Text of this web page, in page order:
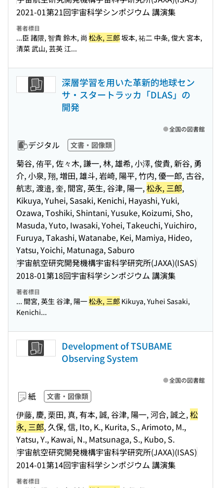
2021-01第21回宇宙科学シンポジウム 講演集
著者標目
...臣 諸隈, 智貴 鈴木, 尚 松永, 三郎坂本, 祐二 中条, 俊大 宮本,
清菜 武山, 芸英 江...
深層学習を用いた革新的地球セン
サ・スタートラッカ「DLAS」の
開発
デジタル 文書・図像類
菊谷, 侑平, 佐々木, 謙一, 林, 雄希, 小澤, 俊貴, 新谷, 勇
介, 小泉, 翔, 増田, 雄斗, 岩崎, 陽平, 竹内, 優一郎, 古谷,
航志, 渡邉, 奎, 間宮, 英生, 谷津, 陽一,松永, 三郎,
Kikuya, Yuhei, Sasaki, Kenichi, Hayashi, Yuki,
Ozawa, Toshiki, Shintani, Yusuke, Koizumi, Sho,
Masuda, Yuto, Iwasaki, Yohei, Takeuchi, Yuichiro,
Furuya, Takashi, Watanabe, Kei, Mamiya, Hideo,
Yatsu, Yoichi, Matunaga, Saburo
宇宙航空研究開発機構宇宙科学研究所(JAXA)(ISAS)
2018-01第18回宇宙科学シンポジウム 講演集
全国の図書館
著者標目
... 間宮, 英生 谷津, 陽一松永, 三郎 Kikuya, Yuhei Sasaki,
Kenichi...
Development of TSUBAME
Observing System
紙 文書・図像類
伊藤, 慶, 栗田, 真, 有本, 誠, 谷津, 陽一, 河合, 誠之,松
永, 三郎, 久保, 信, Ito, K., Kurita, S., Arimoto, M.,
Yatsu, Y., Kawai, N., Matsunaga, S., Kubo, S.
宇宙航空研究開発機構宇宙科学研究所(JAXA)(ISAS)
2014-01第14回宇宙科学シンポジウム 講演集
全国の図書館
著者標目